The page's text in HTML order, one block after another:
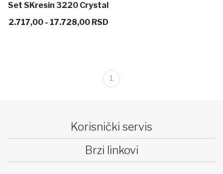
Set SKresin 3220 Crystal
clear - epoksi smola za
2.717,00 - 17.728,00 RSD
1
Korisnički servis
Brzi linkovi